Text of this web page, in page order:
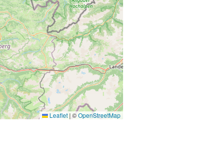
Leaflet | ©OpenStreetMap